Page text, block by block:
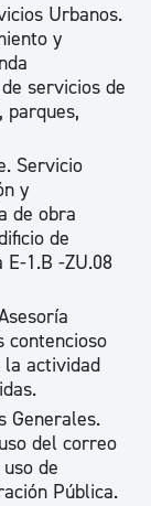
Urbanos.
y
servicios de
parques,
Servicio
y
de obra
de
1.B -ZU.08
contencioso
actividad
Generales.
del correo
de
Pública.